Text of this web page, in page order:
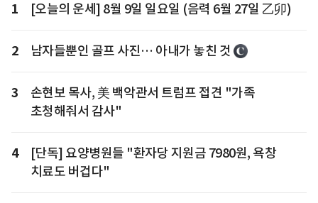
1 [오늘의 운세] 8월 9일 일요일 (음력 6월 27일 乙卯)
2 남자들뿐인 골프 사진… 아내가 놓친 것
3
손현보 목사, 美 백악관서 트럼프 접견 "가족
초청해줘서 감사"
4
[단독] 요양병원들 "환자당 지원금 7980원, 욕창
치료도 버겁다"